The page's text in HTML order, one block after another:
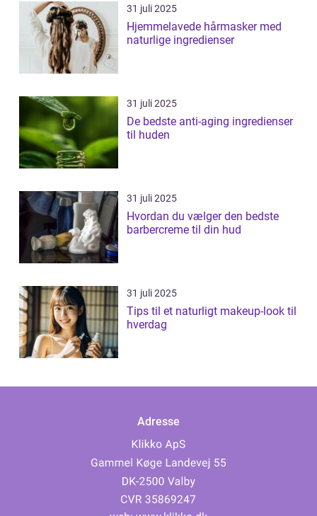
31 juli 2025
Hjemmelavede hårmasker med
naturlige ingredienser
31 juli 2025
De bedste anti-aging ingredienser
til huden
31 juli 2025
Hvordan du vælger den bedste
barbercreme til din hud
31 juli 2025
Tips til et naturligt makeup-look til
hverdag
Adresse